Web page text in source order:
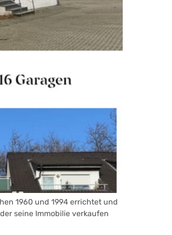
1960 und 1994 errichtet und
seine Immobilie verkaufen